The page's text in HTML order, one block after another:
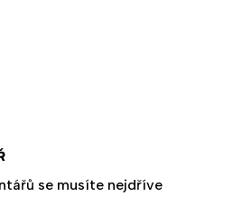
se musíte nejdříve